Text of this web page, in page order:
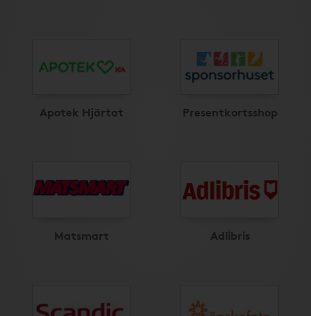
Apotek Hjärtat Presentkortsshop
Matsmart Adlibris